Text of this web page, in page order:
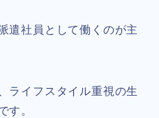
遣社員として働くのが主
ライフスタイル重視の生
す。